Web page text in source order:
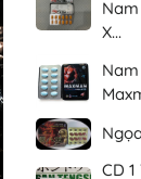
X...
CD